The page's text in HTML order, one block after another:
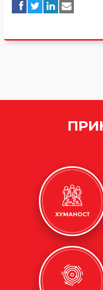
ХУМАНОСТ